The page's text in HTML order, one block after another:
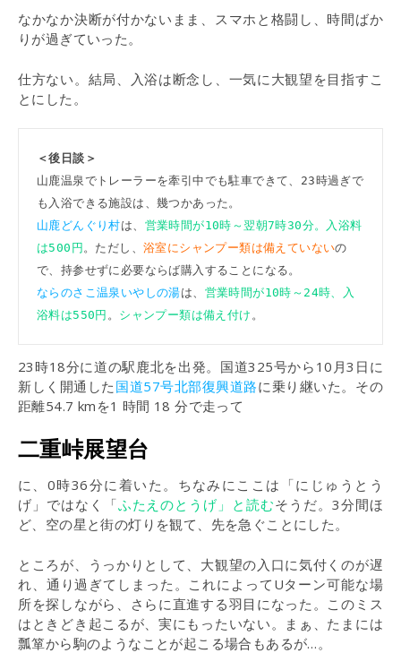
なかなか決断が付かないまま、スマホと格闘し、時間ばか
りが過ぎていった。
仕方ない。結局、入浴は断念し、一気に大観望を目指すこ
とにした。
＜後日談＞
山鹿温泉でトレーラーを牽引中でも駐車できて、23時過ぎで
山鹿どんぐり村は、 営業時間が10時～翌朝7時30分。入浴料
は500円 。ただし、 浴室にシャンプー類は備えていないの
ならのさこ温泉いやしの湯は、 営業時間が10時～24時、入
浴料は550円 。 シャンプー類は備え付け 。
23時18分に道の駅鹿北を出発。国道325号から10月3日に
新しく開通した 国道57号北部復興道路に乗り継いた。その
距離54.7 kmを1 時間 18 分で走って
二重峠展望台
に、0時36分に着いた。ちなみにここは「にじゅうとう
げ」ではなく「ふたえのとうげ」と読むそうだ。3分間ほ
ど、空の星と街の灯りを観て、先を急ぐことにした。
ところが、うっかりとして、大観望の入口に気付くのが遅
れ、通り過ぎてしまった。これによってUターン可能な場
所を探しながら、さらに直進する羽目になった。このミス
はときどき起こるが、実にもったいない。まぁ、たまには
瓢箪から駒のようなことが起こる場合もあるが…。